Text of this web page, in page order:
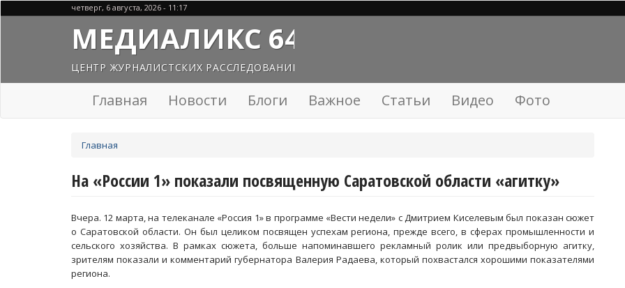
четверг, 6 августа, 2026 - 11:17
МЕДИАЛИКС 64
ЦЕНТР ЖУРНАЛИСТСКИХ РАССЛЕДОВАНИЙ
Главная Новости Блоги Важное Статьи Видео Фото
здесь
Главная
На «России 1» показали посвященную Саратовской области «агитку»
Вчера. 12 марта, на телеканале «Россия 1» в программе «Вести недели» с Дмитрием Киселевым был показан сюжет
о Саратовской области. Он был целиком посвящен успехам региона, прежде всего, в сферах промышленности и
сельского хозяйства. В рамках сюжета, больше напоминавшего рекламный ролик или предвыборную агитку,
зрителям показали и комментарий губернатора Валерия Радаева, который похвастался хорошими показателями
региона.